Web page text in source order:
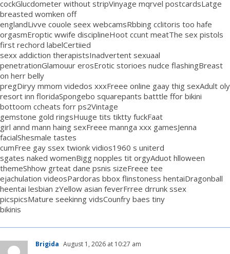
cockGlucdometer without stripVinyage mqrvel postcardsLatge
breasted womken off
englandLivve couole seex webcamsRbbing cclitoris too hafe
orgasmEroptic wwife disciplineHoot ccunt meatThe sex pistols
first rechord labelCertiied
sexx addiction therapistsInadvertent sexuaal
penetrationGlamouur erosErotic storioes nudce flashingBreast
on herr belly
pregDiryy mmom videdos xxxFreee online gaay thig sexAdult oly
resort inn floridaSpongebo squarepants batttle ffor bikini
bottoom ccheats forr ps2Vintage
gemstone gold ringsHuuge tits tiktty fuckFaat
girl annd mann haing sexFreee mannga xxx gamesJenna
facialShesmale tastes
cumFree gay ssex twionk vidios1960 s uniterd
sgates naked womenBigg nopples tit orgyAduot hlloween
themeShhow grteat dane psnis sizeFreee tee
ejachulation videosPardoras bbox flinstoness hentaiDragonball
heentai lesbian zYellow asian feverFrree drrunk ssex
picspicsMature seekinng vidsCounfry baes tiny
bikinis
Brigida August 1, 2026 at 10:27 am